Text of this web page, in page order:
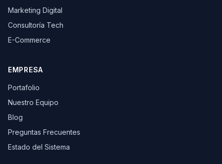
Marketing Digital
Consultoría Tech
E-Commerce
EMPRESA
Portafolio
Nuestro Equipo
Blog
Preguntas Frecuentes
Estado del Sistema